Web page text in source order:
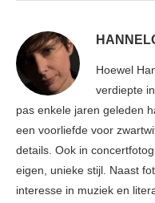
Hoewel
verdiepte
pas enkele jaren geleden
een voorliefde voor
details. Ook in
eigen, unieke stijl. Naast
interesse in muziek en